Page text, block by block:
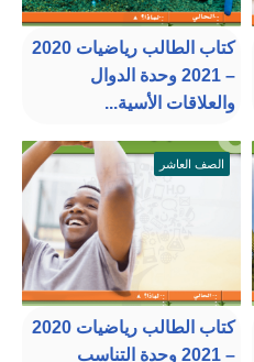
كتاب الطالب رياضيات 2020
– 2021 وحدة الدوال
والعلاقات الأسية...
الصف العاشر
كتاب الطالب رياضيات 2020
– 2021 وحدة التناسب